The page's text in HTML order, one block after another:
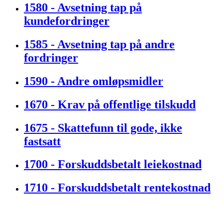
1580 - Avsetning tap på
kundefordringer
1585 - Avsetning tap på andre
fordringer
1590 - Andre omløpsmidler
1670 - Krav på offentlige tilskudd
1675 - Skattefunn til gode, ikke
fastsatt
1700 - Forskuddsbetalt leiekostnad
1710 - Forskuddsbetalt rentekostnad